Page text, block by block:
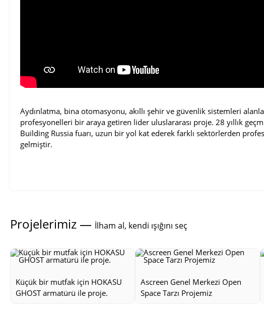
Aydınlatma, bina otomasyonu, akıllı şehir ve güvenlik sistemleri
profesyonelleri bir araya getiren lider uluslararası proje. 28 yıllık
Building Russia fuarı, uzun bir yol kat ederek farklı sektörlerden
gelmiştir.
Projelerimiz — İlham al, kendi ışığını seç
Küçük bir mutfak için HOKASU
GHOST armatürü ile proje.
Ascreen Genel Merkezi Open
Space Tarzı Projemiz